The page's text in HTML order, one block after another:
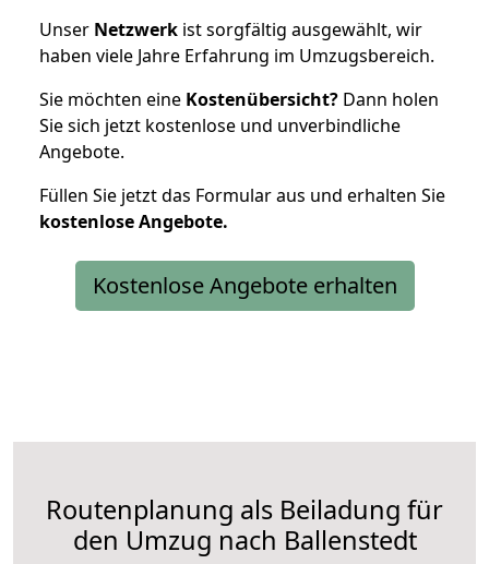
Unser Netzwerk ist sorgfältig ausgewählt, wir
haben viele Jahre Erfahrung im Umzugsbereich.
Sie möchten eine Kostenübersicht? Dann holen
Sie sich jetzt kostenlose und unverbindliche
Angebote.
Füllen Sie jetzt das Formular aus und erhalten Sie
kostenloseAngebote.
Kostenlose Angebote erhalten
Routenplanung als Beiladung für
den Umzug nach Ballenstedt